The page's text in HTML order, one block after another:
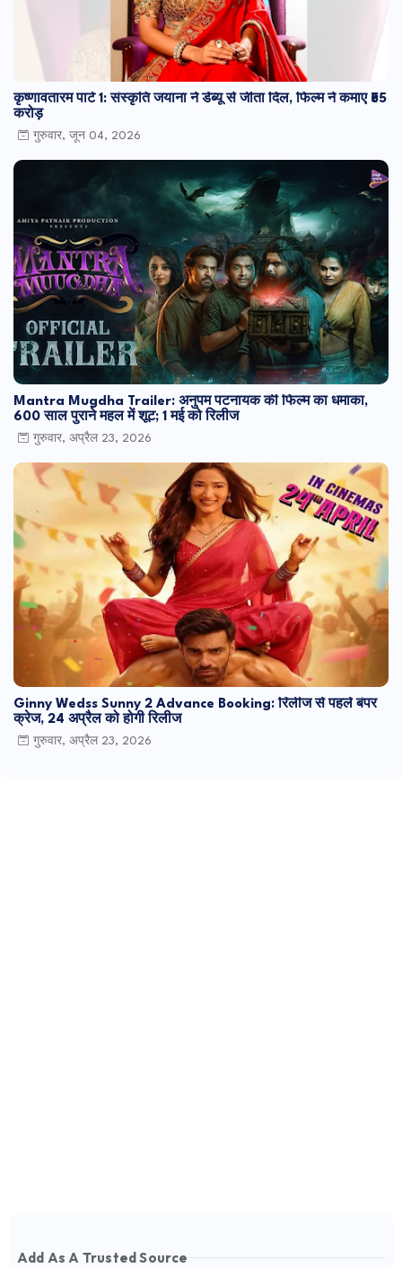
कृष्णावतारम पार्ट 1: संस्कृति जयाना ने डेब्यू से जीता दिल, फिल्म ने कमाए ₹55
करोड़
गुरुवार, जून 04, 2026
Mantra Mugdha Trailer: अनुपम पटनायक की फिल्म का धमाका,
600 साल पुराने महल में शूट; 1 मई को रिलीज
गुरुवार, अप्रैल 23, 2026
Ginny Wedss Sunny 2 Advance Booking: रिलीज से पहले बंपर
क्रेज, 24 अप्रैल को होगी रिलीज
गुरुवार, अप्रैल 23, 2026
Add As A Trusted Source